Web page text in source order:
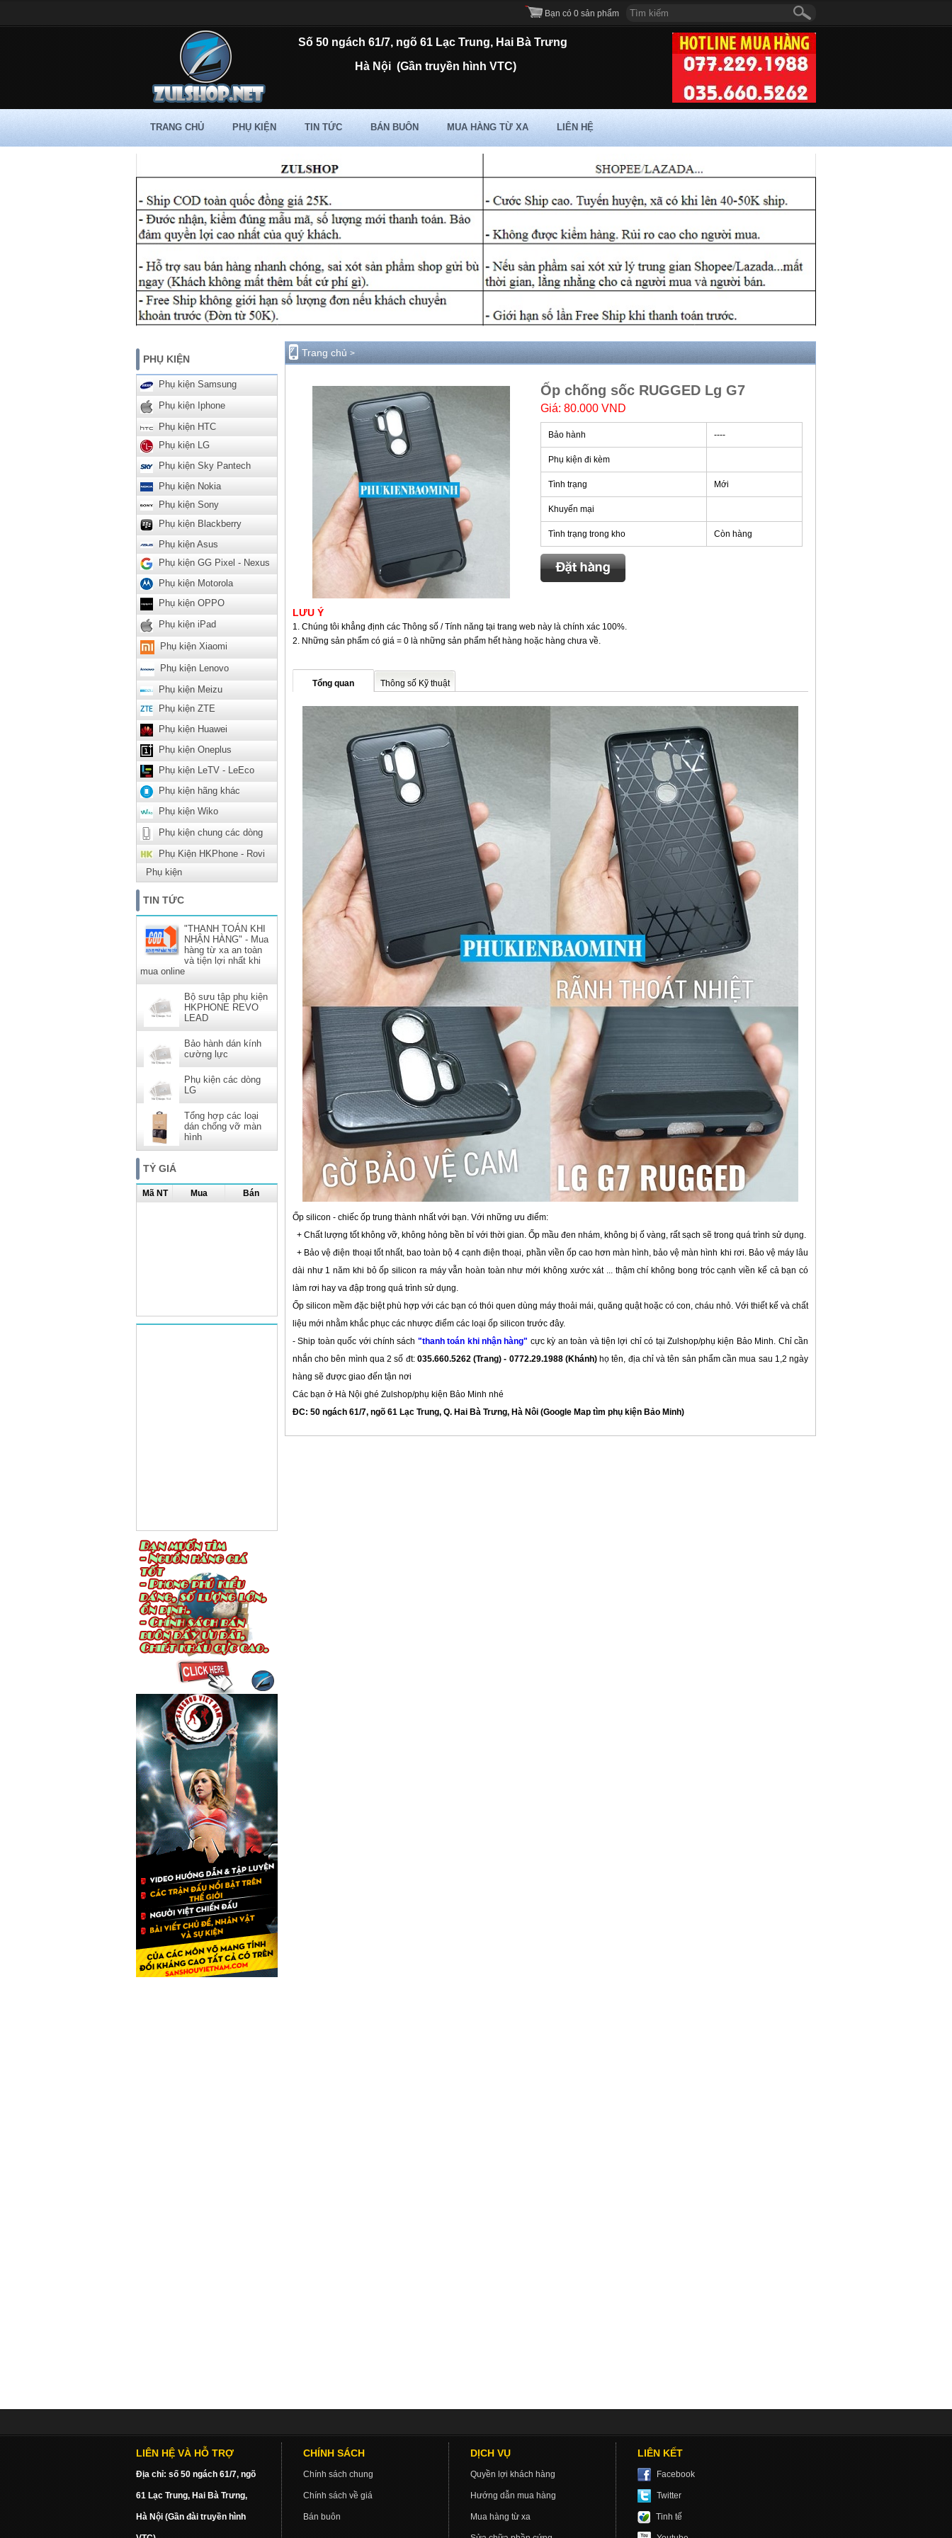
Bạn có 0 sản phẩm
Số 50 ngách 61/7, ngõ 61 Lạc Trung, Hai Bà Trưng
Hà Nội (Gần truyền hình VTC)
TRANG CHỦ PHỤ KIỆN TIN TỨC BÁN BUÔN MUA HÀNG TỪ XA LIÊN HỆ
PHỤ KIỆN
Phụ kiện Samsung
Phụ kiện Iphone
Phụ kiện HTC
Phụ kiện LG
Phụ kiện Sky Pantech
Phụ kiện Nokia
Phụ kiện Sony
Phụ kiện Blackberry
Phụ kiện Asus
Phụ kiện GG Pixel - Nexus
Phụ kiện Motorola
Phụ kiện OPPO
Phụ kiện iPad
Phụ kiện Xiaomi
Phụ kiện Lenovo
Phụ kiện Meizu
Phụ kiện ZTE
Phụ kiện Huawei
Phụ kiện Oneplus
Phụ kiện LeTV - LeEco
Phụ kiện hãng khác
Phụ kiện Wiko
Phụ kiện chung các dòng
Phụ Kiện HKPhone - Rovi
Phụ kiện
TIN TỨC
"THANH TOÁN KHI
NHẬN HÀNG" - Mua
hàng từ xa an toàn
và tiện lợi nhất khi
mua online
Bộ sưu tập phụ kiện
HKPHONE REVO
LEAD
Bảo hành dán kính
cường lực
Phụ kiện các dòng
LG
Tổng hợp các loại
dán chống vỡ màn
hình
TỶ GIÁ
Mã NT Mua Bán
Trang chủ >
Ốp chống sốc RUGGED Lg G7
Giá: 80.000 VND
Bảo hành ----
Phụ kiện đi kèm
Tình trạng Mới
Khuyến mại
Tình trạng trong kho Còn hàng
LƯU Ý
Chúng tôi khẳng định các Thông số / Tính năng tại trang web này là chính xác 100%.
Những sản phẩm có giá = 0 là những sản phẩm hết hàng hoặc hàng chưa về.
Tổng quan Thông số Kỹ thuật
Ốp silicon - chiếc ốp trung thành nhất với bạn. Với những ưu điểm:
+ Chất lượng tốt không vỡ, không hỏng bền bỉ với thời gian. Ốp mầu đen nhám, không bị ố vàng, rất sạch sẽ trong quá trình sử dụng.
+ Bảo vệ điện thoại tốt nhất, bao toàn bộ 4 cạnh điện thoại, phần viền ốp cao hơn màn hình, bảo vệ màn hình khi rơi. Bảo vệ máy lâu
dài như 1 năm khi bỏ ốp silicon ra máy vẫn hoàn toàn như mới không xước xát ... thậm chí không bong tróc cạnh viền kể cả bạn có
làm rơi hay va đập trong quá trình sử dụng.
Ốp silicon mềm đặc biệt phù hợp với các bạn có thói quen dùng máy thoải mái, quăng quật hoặc có con, cháu nhỏ. Với thiết kế và chất
liệu mới nhằm khắc phục các nhược điểm các loại ốp silicon trước đây.
- Ship toàn quốc với chính sách "thanh toán khi nhận hàng" cực kỳ an toàn và tiện lợi chỉ có tại Zulshop/phụ kiện Bảo Minh. Chỉ cần
nhắn cho bên mình qua 2 số đt: 035.660.5262 (Trang) - 0772.29.1988 (Khánh)họ tên, địa chỉ và tên sản phẩm cần mua sau 1,2 ngày
hàng sẽ được giao đến tận nơi
Các bạn ở Hà Nội ghé Zulshop/phụ kiện Bảo Minh nhé
ĐC: 50 ngách 61/7, ngõ 61 Lạc Trung, Q. Hai Bà Trưng, Hà Nôi (Google Map tìm phụ kiện Bảo Minh)
LIÊN HỆ VÀ HỖ TRỢ
Địa chỉ: số 50 ngách 61/7, ngõ
61 Lạc Trung, Hai Bà Trưng,
Hà Nội (Gần đài truyền hình
CHÍNH SÁCH
Chính sách chung
Chính sách về giá
Bán buôn
DỊCH VỤ
Quyền lợi khách hàng
Hướng dẫn mua hàng
Mua hàng từ xa
LIÊN KẾT
Facebook
Twitter
Tinh tế